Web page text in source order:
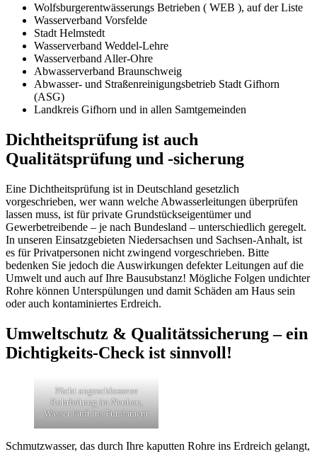
Wolfsburgerentwässerungs Betrieben ( WEB ), auf der Liste
Wasserverband Vorsfelde
Stadt Helmstedt
Wasserverband Weddel-Lehre
Wasserverband Aller-Ohre
Abwasserverband Braunschweig
Abwasser- und Straßenreinigungsbetrieb Stadt Gifhorn
(ASG)
Landkreis Gifhorn und in allen Samtgemeinden
Dichtheitsprüfung ist auch
Qualitätsprüfung und -sicherung
Eine Dichtheitsprüfung ist in Deutschland gesetzlich
vorgeschrieben, wer wann welche Abwasserleitungen überprüfen
lassen muss, ist für private Grundstückseigentümer und
Gewerbetreibende – je nach Bundesland – unterschiedlich geregelt.
In unseren Einsatzgebieten Niedersachsen und Sachsen-Anhalt, ist
es für Privatpersonen nicht zwingend vorgeschrieben. Bitte
bedenken Sie jedoch die Auswirkungen defekter Leitungen auf die
Umwelt und auch auf Ihre Bausubstanz! Mögliche Folgen undichter
Rohre können Unterspülungen und damit Schäden am Haus sein
oder auch kontaminiertes Erdreich.
Umweltschutz & Qualitätssicherung – ein
Dichtigkeits-Check ist sinnvoll!
Nicht angeschlossene
Rohrleitung im Neubau,
Wasser läuft ins Fundament
Schmutzwasser, das durch Ihre kaputten Rohre ins Erdreich gelangt,